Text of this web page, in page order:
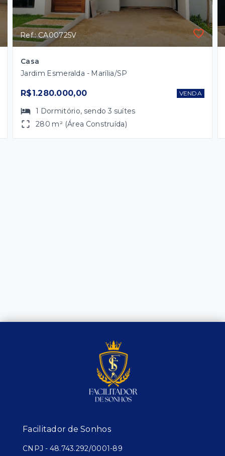
Ref.: CA00725V
Casa
Jardim Esmeralda - Marília/SP
R$1.280.000,00 VENDA
1 Dormitório, sendo 3 suítes
280 m² (Área Construída)
Facilitador de Sonhos
CNPJ - 48.743.292/0001-89